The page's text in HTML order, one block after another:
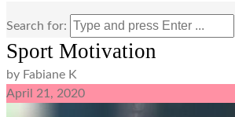
Search for:
Sport Motivation
by Fabiane K
April
21, 2020